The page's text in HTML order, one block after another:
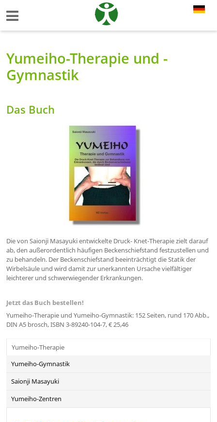
Yumeiho-Therapie und -
Gymnastik
Das Buch
Die von Saionji Masayuki entwickelte Druck- Knet-Therapie zielt darauf
ab, den außerordentlich häufigen Beckenschiefstand festzustellen und
zu behandeln. Der Beckenschiefstand beeinträchtigt die Statik der
Wirbelsäule und wird damit zur unerkannten Ursache vielfältiger
leichterer und schwerwiegender Erkrankungen.
Jetzt das Buch bestellen!
Yumeiho-Therapie und Yumeiho-Gymnastik: 152 Seiten, rund 170 Abb.,
DIN A5 brosch, ISBN 3-89240-104-7, € 25,46
Yumeiho-Therapie
Yumeiho-Gymnastik
Saionji Masayuki
Yumeiho-Zentren